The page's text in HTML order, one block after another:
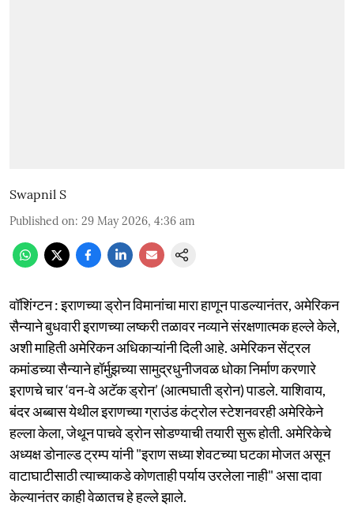
Swapnil S
Published on: 29 May 2026, 4:36 am
वॉशिंग्टन : इराणच्या ड्रोन विमानांचा मारा हाणून पाडल्यानंतर, अमेरिकन
सैन्याने बुधवारी इराणच्या लष्करी तळावर नव्याने संरक्षणात्मक हल्ले केले,
अशी माहिती अमेरिकन अधिकाऱ्यांनी दिली आहे. अमेरिकन सेंट्रल
कमांडच्या सैन्याने हॉर्मुझच्या सामुद्रधुनीजवळ धोका निर्माण करणारे
इराणचे चार ‘वन-वे अटॅक ड्रोन’ (आत्मघाती ड्रोन) पाडले. याशिवाय,
बंदर अब्बास येथील इराणच्या ग्राउंड कंट्रोल स्टेशनवरही अमेरिकेने
हल्ला केला, जेथून पाचवे ड्रोन सोडण्याची तयारी सुरू होती. अमेरिकेचे
अध्यक्ष डोनाल्ड ट्रम्प यांनी "इराण सध्या शेवटच्या घटका मोजत असून
वाटाघाटीसाठी त्याच्याकडे कोणताही पर्याय उरलेला नाही" असा दावा
केल्यानंतर काही वेळातच हे हल्ले झाले.